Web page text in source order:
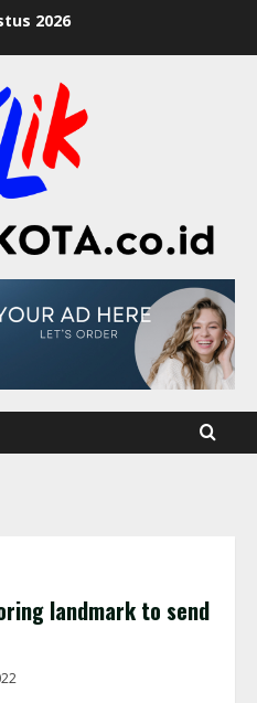
2026
landmark to send